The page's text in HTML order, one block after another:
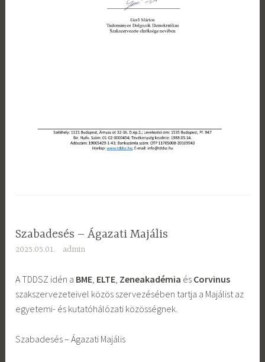
Szabadesés – Ágazati Majális
2025.05.01. admin
A TDDSZ idén a BME, ELTE, Zeneakadémia és Corvinus
szakszervezeteivel közös szervezésében tartja a Majálist az
egyetemi- és kutatóhálózati közösségnek.
Szabadesés – Ágazati Majális